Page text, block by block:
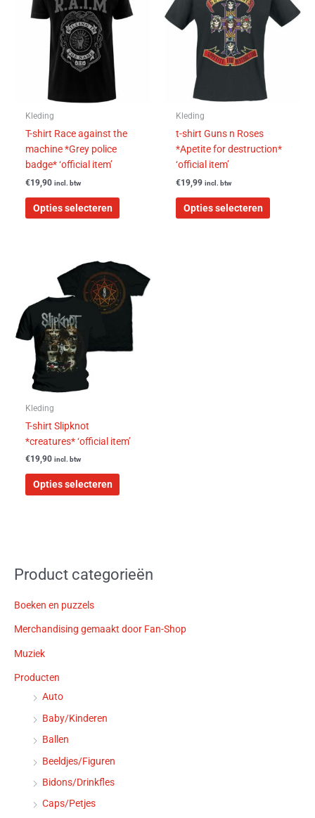
Kleding
T-shirt Race against the
machine *Grey police
badge* ‘official item’
€19,90 incl. btw
Opties selecteren
heeft
meerdere
op
productpagina
Kleding
t-shirt Guns n Roses
*Apetite for destruction*
‘official item’
€19,99 incl. btw
Opties selecteren
heeft
meerdere
de
Kleding
T-shirt Slipknot
*creatures* ‘official item’
€19,90 incl. btw
Opties selecteren
Dit
product
heeft
variaties.
Deze
de
Product categorieën
Boeken en puzzels
Merchandising gemaakt door Fan-Shop
Muziek
Producten
Auto
Baby/Kinderen
Ballen
Beeldjes/Figuren
Bidons/Drinkfles
Caps/Petjes